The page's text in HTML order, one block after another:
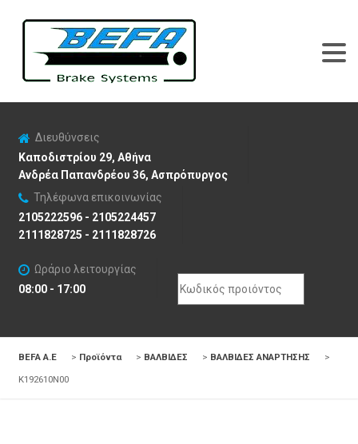
Διευθύνσεις
Καποδιστρίου 29, Αθήνα
Ανδρέα Παπανδρέου 36, Ασπρόπυργος
Τηλέφωνα επικοινωνίας
2105222596 - 2105224457
2111828725 - 2111828726
Ωράριο λειτουργίας
08:00 - 17:00
Search
for:
BEFA Α.Ε > Προϊόντα > ΒΑΛΒΙΔΕΣ > ΒΑΛΒΙΔΕΣ ΑΝΑΡΤΗΣΗΣ
>
K192610N00